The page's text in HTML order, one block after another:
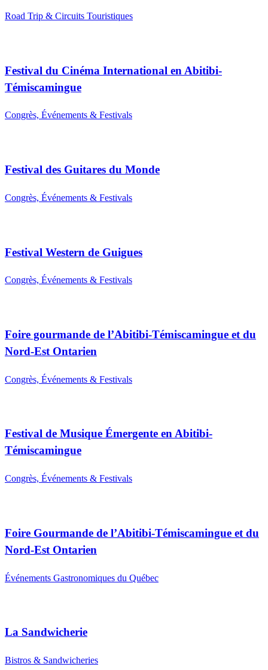
Road Trip & Circuits Touristiques
Festival du Cinéma International en Abitibi-
Témiscamingue
Congrès, Événements & Festivals
Festival des Guitares du Monde
Congrès, Événements & Festivals
Festival Western de Guigues
Congrès, Événements & Festivals
Foire gourmande de l’Abitibi-Témiscamingue et du
Nord-Est Ontarien
Congrès, Événements & Festivals
Festival de Musique Émergente en Abitibi-
Témiscamingue
Congrès, Événements & Festivals
Foire Gourmande de l’Abitibi-Témiscamingue et du
Nord-Est Ontarien
Événements Gastronomiques du Québec
La Sandwicherie
Bistros & Sandwicheries